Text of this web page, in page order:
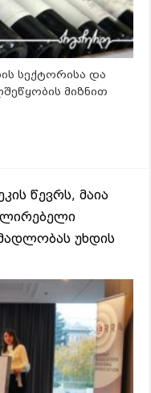
სექტორისა და
მიზნით
წევრს, მაია
უხდის